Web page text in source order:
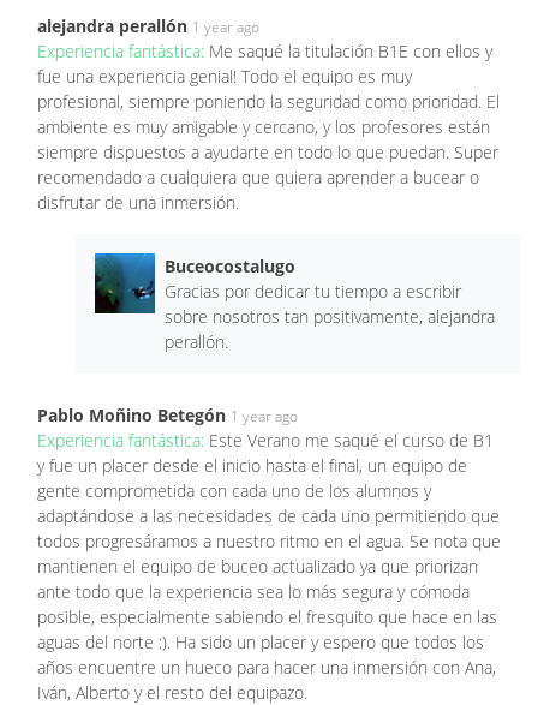
alejandra perallón 1 year ago
Experiencia fantástica: Me saqué la titulación B1E con ellos y
fue una experiencia genial! Todo el equipo es muy
profesional, siempre poniendo la seguridad como prioridad. El
ambiente es muy amigable y cercano, y los profesores están
siempre dispuestos a ayudarte en todo lo que puedan. Super
recomendado a cualquiera que quiera aprender a bucear o
disfrutar de una inmersión.
Buceocostalugo
Gracias por dedicar tu tiempo a escribir
sobre nosotros tan positivamente, alejandra
perallón.
Pablo Moñino Betegón 1 year ago
Experiencia fantástica: Este Verano me saqué el curso de B1
y fue un placer desde el inicio hasta el final, un equipo de
gente comprometida con cada uno de los alumnos y
adaptándose a las necesidades de cada uno permitiendo que
todos progresáramos a nuestro ritmo en el agua. Se nota que
mantienen el equipo de buceo actualizado ya que priorizan
ante todo que la experiencia sea lo más segura y cómoda
posible, especialmente sabiendo el fresquito que hace en las
aguas del norte :). Ha sido un placer y espero que todos los
años encuentre un hueco para hacer una inmersión con Ana,
Iván, Alberto y el resto del equipazo.